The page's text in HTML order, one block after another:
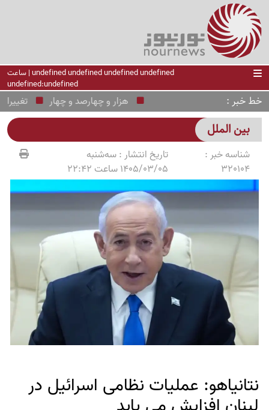
undefined undefined undefined undefined | ساعت
undefined:undefined
خط خبر تغییرات هزار و چهارصد و چهار
بین الملل
شناسه خبر :
320104
تاریخ انتشار :سه‌شنبه
1405/03/05 ساعت 22:42
نتانیاهو: عملیات نظامی اسرائیل در